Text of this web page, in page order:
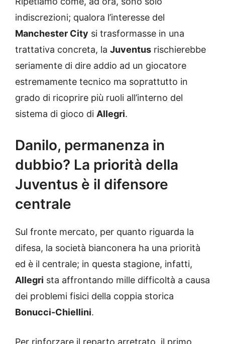
indiscrezioni; qualora l’interesse del
Manchester City si trasformasse in una
trattativa concreta, la Juventus rischierebbe
seriamente di dire addio ad un giocatore
estremamente tecnico ma soprattutto in
grado di ricoprire più ruoli all’interno del
sistema di gioco di Allegri.
Danilo, permanenza in
dubbio? La priorità della
Juventus è il difensore
centrale
Sul fronte mercato, per quanto riguarda la
difesa, la società bianconera ha una priorità
ed è il centrale; in questa stagione, infatti,
Allegri sta affrontando mille difficoltà a causa
dei problemi fisici della coppia storica
Bonucci-Chiellini.
Per rinforzare il reparto arretrato, il primo